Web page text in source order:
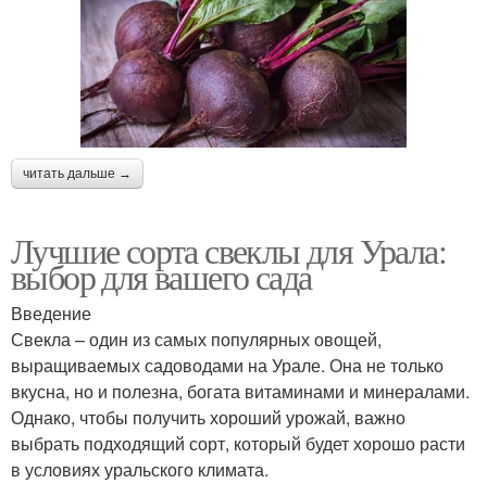
читать дальше →
Лучшие сорта свеклы для Урала:
выбор для вашего сада
Введение
Свекла – один из самых популярных овощей,
выращиваемых садоводами на Урале. Она не только
вкусна, но и полезна, богата витаминами и минералами.
Однако, чтобы получить хороший урожай, важно
выбрать подходящий сорт, который будет хорошо расти
в условиях уральского климата.